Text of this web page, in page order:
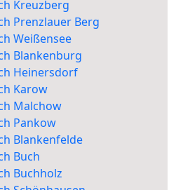
Kreuzberg
Prenzlauer Berg
Weißensee
Blankenburg
Heinersdorf
Karow
Malchow
Pankow
Blankenfelde
Buch
Buchholz